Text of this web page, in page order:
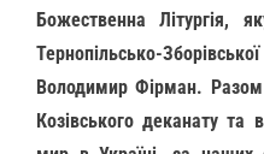
Божественна Літургія,
Тернопільсько-
Володимир Фірман. Разом
Козівського деканату та